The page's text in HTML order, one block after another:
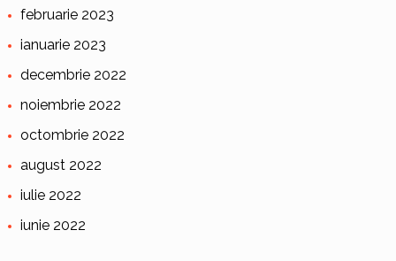
februarie 2023
ianuarie 2023
decembrie 2022
noiembrie 2022
octombrie 2022
august 2022
iulie 2022
iunie 2022